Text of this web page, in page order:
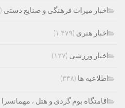
اخبار میراث فرهنگی و صنایع دستی (۱,۴۱۶)
اخبار هنری (۱,۴۷۹)
اخبار ورزشی (۱۲۷)
اطلاعیه ها (۳۴۸)
اقامتگاه بوم گردی و هتل ، مهمانسرا